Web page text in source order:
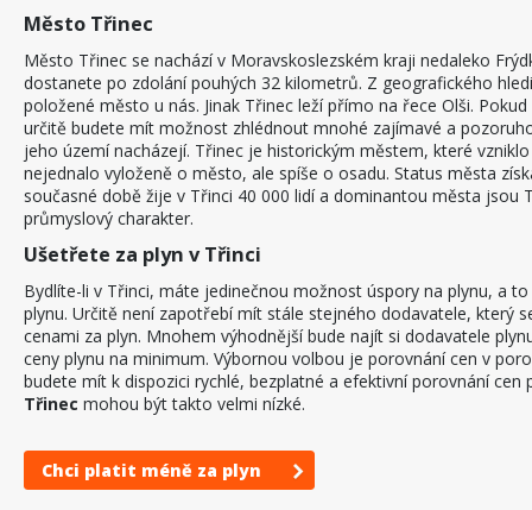
Město Třinec
Město Třinec se nachází v Moravskoslezském kraji nedaleko
dostanete po zdolání pouhých 32 kilometrů. Z geografického
položené město u nás. Jinak Třinec leží přímo na řece Olši.
určitě budete mít možnost zhlédnout mnohé zajímavé a
jeho území nacházejí. Třinec je historickým městem, které
nejednalo vyloženě o město, ale spíše o osadu. Status města
současné době žije v Třinci 40 000 lidí a dominantou města jsou
průmyslový charakter.
Ušetřete za plyn v Třinci
Bydlíte-li v Třinci, máte jedinečnou možnost úspory na plynu, a
plynu. Určitě není zapotřebí mít stále stejného dodavatele, který
cenami za plyn. Mnohem výhodnější bude najít si dodavatele
ceny plynu na minimum. Výbornou volbou je porovnání cen v
budete mít k dispozici rychlé, bezplatné a efektivní porovnání cen
Třinec mohou být takto velmi nízké.
Chci platit méně za plyn